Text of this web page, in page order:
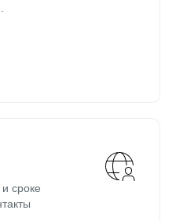
сроке